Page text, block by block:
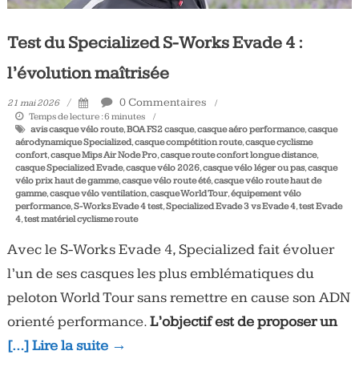
Test du Specialized S-Works Evade 4 :
l’évolution maîtrisée
21 mai 2026 0 Commentaires
Temps de lecture :6 minutes
avis casque vélo route,BOA FS2 casque,casque aéro performance,casque
aérodynamique Specialized,casque compétition route,casque cyclisme
confort,casque Mips Air Node Pro,casque route confort longue distance,
casque Specialized Evade,casque vélo 2026,casque vélo léger ou pas,casque
vélo prix haut de gamme,casque vélo route été,casque vélo route haut de
gamme,casque vélo ventilation,casque World Tour,équipement vélo
performance,S-Works Evade 4 test,Specialized Evade 3 vs Evade 4,test Evade
4,test matériel cyclisme route
Avec le S-Works Evade 4, Specialized fait évoluer
l’un de ses casques les plus emblématiques du
peloton World Tour sans remettre en cause son ADN
orienté performance.L’objectif est de proposer un
[…] Lire la suite →